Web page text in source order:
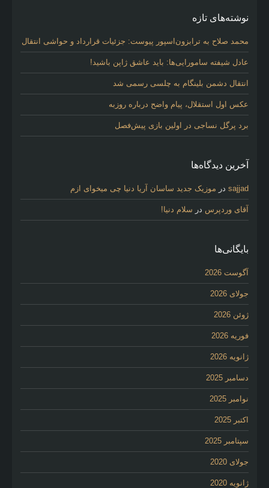
نوشته‌های تازه
محمد صلاح به ترابزون‌اسپور پیوست: جزئیات قرارداد و حواشی انتقال
عادل شیفته سامورایی‌ها: باید عاشق ژاپن باشید!
انتقال دشمن بلینگام به چلسی رسمی شد
عکس اول استقلال، پیام واضح درباره روزبه
برد پرگل نساجی در اولین بازی پیش‌فصل
آخرین دیدگاه‌ها
sajjad در موزیک جدید ساسان آریا دنیا چی میخوای ازم
آقای وردپرس در سلام دنیا!
بایگانی‌ها
آگوست 2026
جولای 2026
ژوئن 2026
فوریه 2026
ژانویه 2026
دسامبر 2025
نوامبر 2025
اکتبر 2025
سپتامبر 2025
جولای 2020
ژانویه 2020